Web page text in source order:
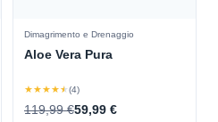
Dimagrimento e Drenaggio
Aloe Vera Pura
★★★★★(4)
119,99 €59,99 €